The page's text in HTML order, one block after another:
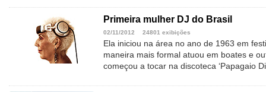
Primeira mulher DJ do Brasil
02/11/2012 24801 exibições
Ela iniciou na área no ano de 1963 em
maneira mais formal atuou em boates e
começou a tocar na discoteca ‘Papagaio